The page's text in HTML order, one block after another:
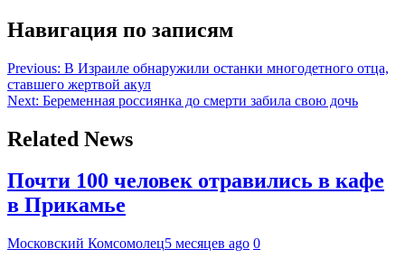
Навигация по записям
Previous: В Израиле обнаружили останки многодетного отца,
ставшего жертвой акул
Next: Беременная россиянка до смерти забила свою дочь
Related News
Почти 100 человек отравились в кафе
в Прикамье
Московский Комсомолец5 месяцев ago 0